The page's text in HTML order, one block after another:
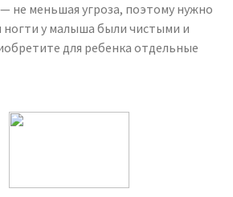
не меньшая угроза, поэтому нужно
ногти у малыша были чистыми и
для ребенка отдельные